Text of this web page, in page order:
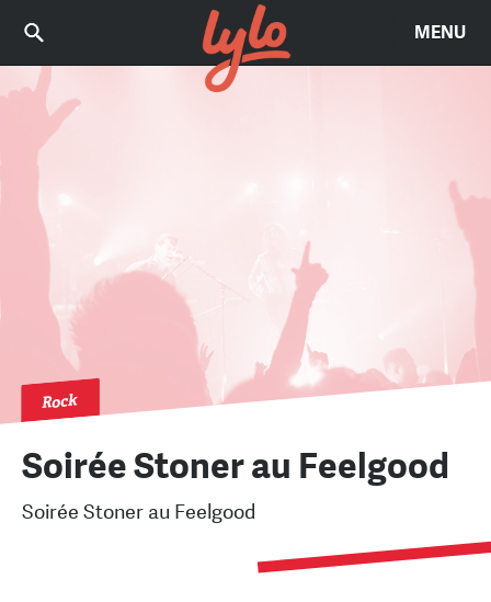
MENU
Rock
Soirée Stoner au Feelgood
Soirée Stoner au Feelgood